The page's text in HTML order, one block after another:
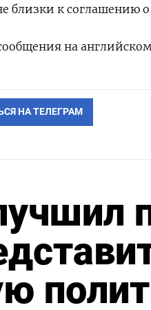
близки к соглашению
на
НА ТЕЛЕГРАМ